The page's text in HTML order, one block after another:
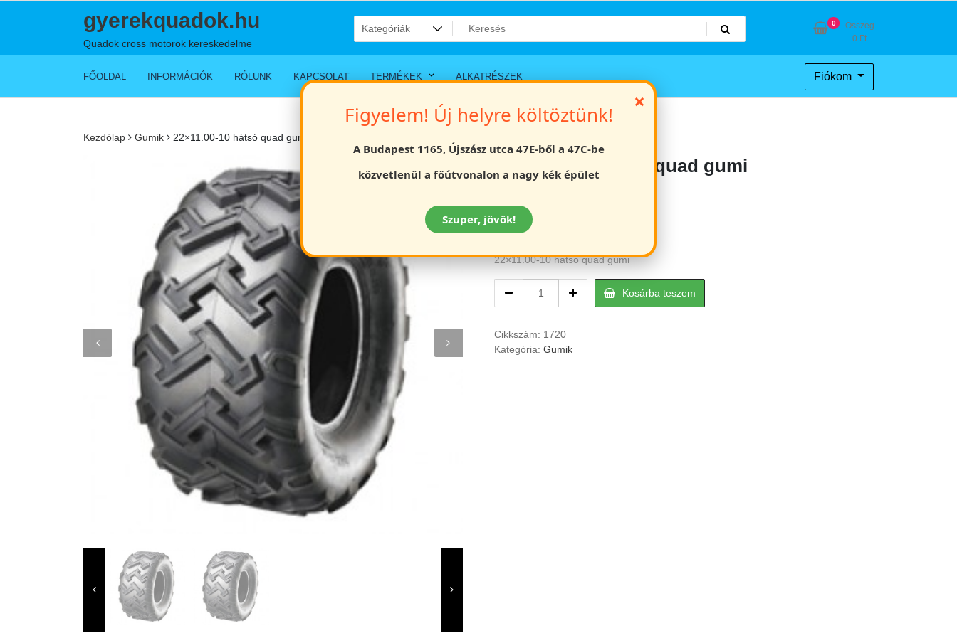
gyerekquadok.hu
Quadok cross motorok kereskedelme
0
Összeg
0 Ft
FŐOLDAL INFORMÁCIÓK RÓLUNK KAPCSOLAT TERMÉKEK ALKATRÉSZEK Fiókom
Kezdőlap Gumik 22×11.00-10 hátsó quad gumi
22×11.00-10 hátsó quad gumi
20290
22×11.00-10 hátsó quad gumi
quad
gumi
Kosárba teszem
Cikkszám: 1720
Kategória:Gumik
×
Figyelem! Új helyre költöztünk!
A Budapest 1165, Újszász utca 47E-ből a 47C-be
közvetlenül a főútvonalon a nagy kék épület
Szuper, jövök!